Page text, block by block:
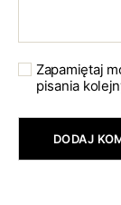
Zapamiętaj
pisania